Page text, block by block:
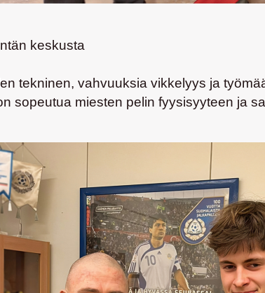
keskusta
tekninen, vahvuuksia vikkelyys ja
sopeutua miesten pelin fyysisyyteen ja